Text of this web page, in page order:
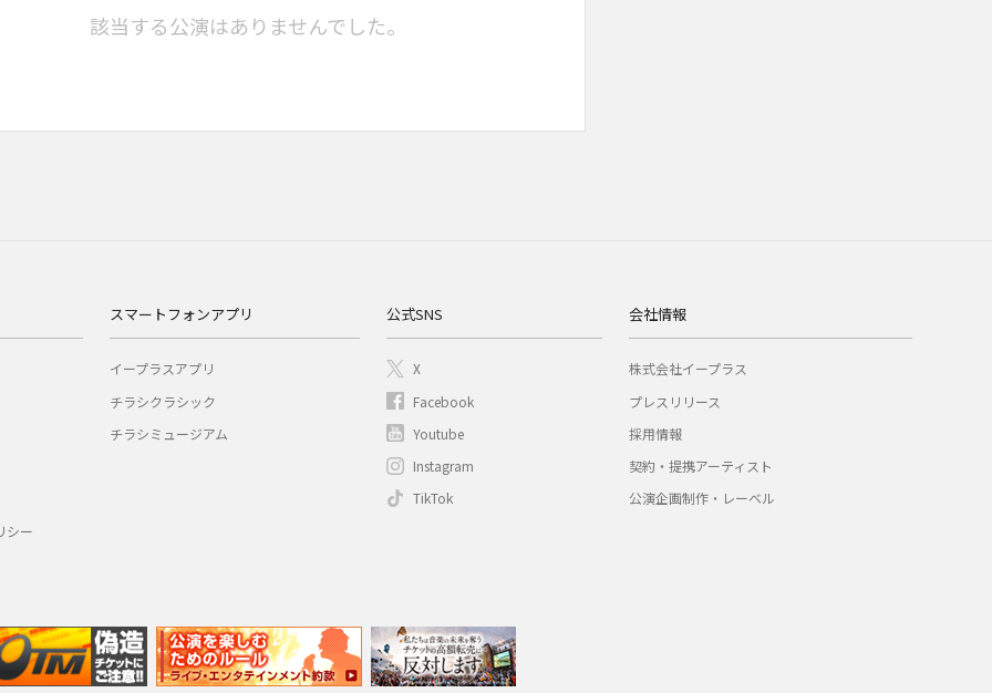
該当する公演はありませんでした。
シー
スマートフォンアプリ
イープラスアプリ
チラシクラシック
チラシミュージアム
公式SNS
X
Facebook
Youtube
Instagram
TikTok
会社情報
株式会社イープラス
プレスリリース
採用情報
契約・提携アーティスト
公演企画制作・レーベル